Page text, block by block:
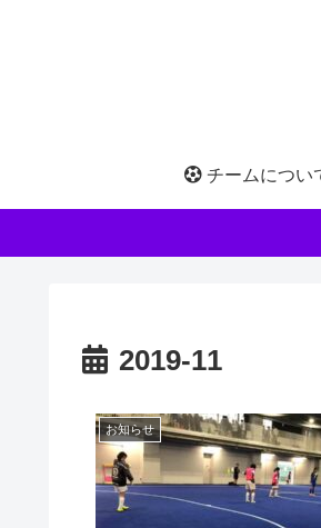
チームについ
2019-11
お知らせ